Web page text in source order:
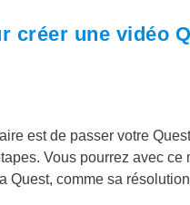
créer une vidéo
est de passer votre
Vous pourrez avec
Quest, comme sa